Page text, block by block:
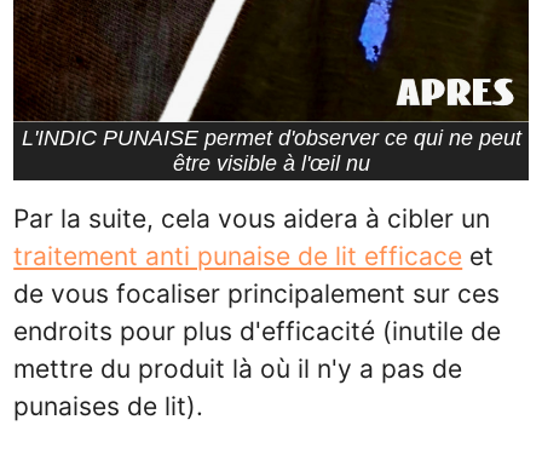
L'INDIC PUNAISE permet d'observer ce qui ne peut
être visible à l'œil nu
Par la suite, cela vous aidera à cibler un
traitement anti punaise de lit efficace et
de vous focaliser principalement sur ces
endroits pour plus d'efficacité (inutile de
mettre du produit là où il n'y a pas de
punaises de lit).